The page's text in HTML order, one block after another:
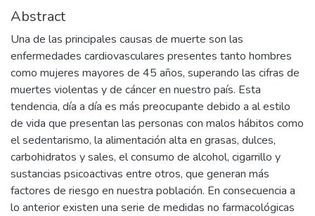
Abstract
Una de las principales causas de muerte son las
enfermedades cardiovasculares presentes tanto hombres
como mujeres mayores de 45 años, superando las cifras de
muertes violentas y de cáncer en nuestro país. Esta
tendencia, día a día es más preocupante debido a al estilo
de vida que presentan las personas con malos hábitos como
el sedentarismo, la alimentación alta en grasas, dulces,
carbohidratos y sales, el consumo de alcohol, cigarrillo y
sustancias psicoactivas entre otros, que generan más
factores de riesgo en nuestra población. En consecuencia a
lo anterior existen una serie de medidas no farmacológicas